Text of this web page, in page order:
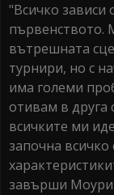
"Всичко зависи
първенството.
вътрешната
турнири, но с
има големи
отивам в друга
всичките ми
започна
завърши